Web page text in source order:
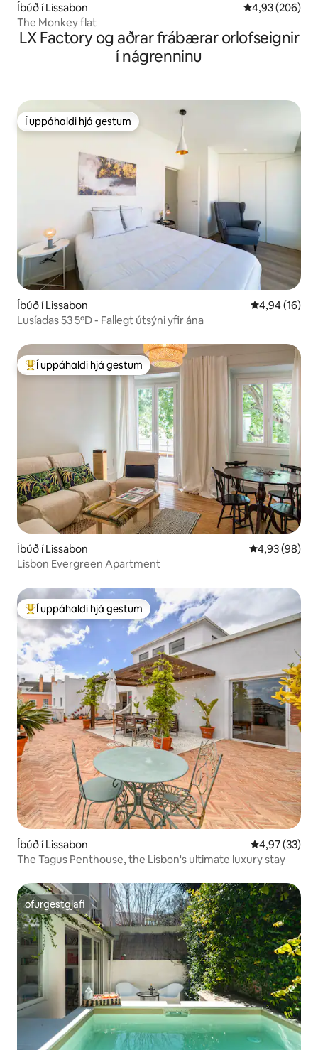
Íbúð í Lissabon 4,93 af 5 í
4,93 (206)
The Monkey flat
LX Factory og aðrar frábærar orlofseignir
í nágrenninu
Í uppáhaldi hjá gestum
Í uppáhaldi hjá gestum
Íbúð í Lissabon 4,94 af 5 í
4,94 (16)
Lusíadas 53 5ºD - Fallegt útsýni yfir ána
Í mestu uppáhaldi hjá gestum
Í uppáhaldi hjá gestum
Íbúð í Lissabon 4,93 af 5 í
4,93 (98)
Lisbon Evergreen Apartment
Í mestu uppáhaldi hjá gestum
Í uppáhaldi hjá gestum
Íbúð í Lissabon 4,97 af 5 í
4,97 (33)
The Tagus Penthouse, the Lisbon's ultimate luxury stay
ofurgestgjafi
ofurgestgjafi